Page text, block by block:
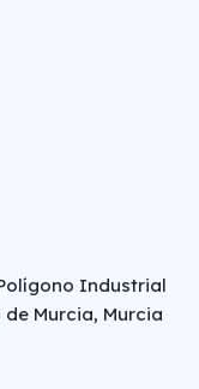
Industrial
Murcia, Murcia